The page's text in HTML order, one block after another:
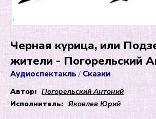
Черная курица, или
жители - Погорельский
Аудиоспектакль / Сказки
Автор: Погорельский Антоний
Исполнитель: Яковлев Юрий